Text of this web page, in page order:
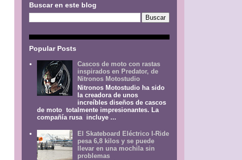
Buscar en este blog
Popular Posts
Cascos de moto con rastas
inspirados en Predator, de
Nitronos Motostudio
Nitronos Motostudio ha sido
la creadora de unos
increíbles diseños de cascos
de moto totalmente impresionantes. La
compañía rusa incluye ...
El Skateboard Eléctrico I-Ride
pesa 6,8 kilos y se puede
llevar en una mochila sin
problemas